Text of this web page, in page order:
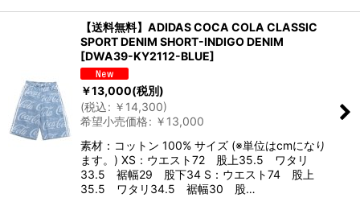
【送料無料】ADIDAS COCA COLA CLASSIC
SPORT DENIM SHORT-INDIGO DENIM
[DWA39-KY2112-BLUE]
￥13,000(税別)
(税込: ￥ 14,300)
希望小売価格: ￥ 13,000
素材：コットン 100% サイズ (※単位はcmになり
ます。) XS：ウエスト72 股上35.5 ワタリ
33.5 裾幅29 股下34 S：ウエスト74 股上
35.5 ワタリ34.5 裾幅30 股…